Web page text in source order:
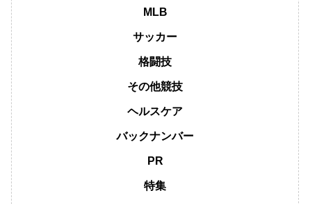
MLB
サッカー
格闘技
その他競技
ヘルスケア
バックナンバー
PR
特集